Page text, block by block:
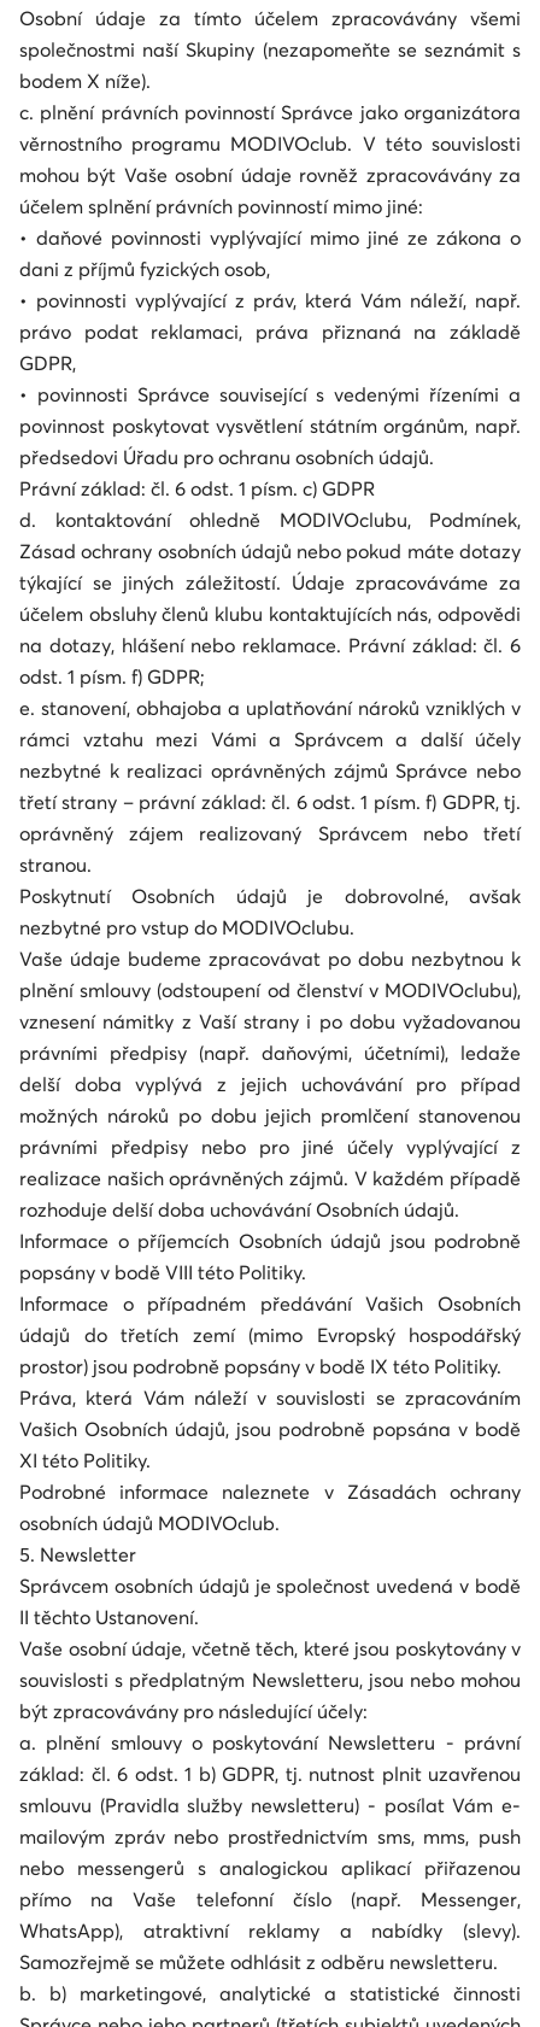
Osobní údaje za tímto účelem zpracovávány všemi
společnostmi naší Skupiny (nezapomeňte se seznámit s
bodem X níže).
c. plnění právních povinností Správce jako organizátora
věrnostního programu MODIVOclub. V této souvislosti
mohou být Vaše osobní údaje rovněž zpracovávány za
účelem splnění právních povinností mimo jiné:
• daňové povinnosti vyplývající mimo jiné ze zákona o
dani z příjmů fyzických osob,
• povinnosti vyplývající z práv, která Vám náleží, např.
právo podat reklamaci, práva přiznaná na základě
GDPR,
• povinnosti Správce související s vedenými řízeními a
povinnost poskytovat vysvětlení státním orgánům, např.
předsedovi Úřadu pro ochranu osobních údajů.
Právní základ: čl. 6 odst. 1 písm. c) GDPR
d. kontaktování ohledně MODIVOclubu, Podmínek,
Zásad ochrany osobních údajů nebo pokud máte dotazy
týkající se jiných záležitostí. Údaje zpracováváme za
účelem obsluhy členů klubu kontaktujících nás, odpovědi
na dotazy, hlášení nebo reklamace. Právní základ: čl. 6
odst. 1 písm. f) GDPR;
e. stanovení, obhajoba a uplatňování nároků vzniklých v
rámci vztahu mezi Vámi a Správcem a další účely
nezbytné k realizaci oprávněných zájmů Správce nebo
třetí strany – právní základ: čl. 6 odst. 1 písm. f) GDPR, tj.
oprávněný zájem realizovaný Správcem nebo třetí
stranou.
Poskytnutí Osobních údajů je dobrovolné, avšak
nezbytné pro vstup do MODIVOclubu.
Vaše údaje budeme zpracovávat po dobu nezbytnou k
plnění smlouvy (odstoupení od členství v MODIVOclubu),
vznesení námitky z Vaší strany i po dobu vyžadovanou
právními předpisy (např. daňovými, účetními), ledaže
delší doba vyplývá z jejich uchovávání pro případ
možných nároků po dobu jejich promlčení stanovenou
právními předpisy nebo pro jiné účely vyplývající z
realizace našich oprávněných zájmů. V každém případě
rozhoduje delší doba uchovávání Osobních údajů.
Informace o příjemcích Osobních údajů jsou podrobně
popsány v bodě VIII této Politiky.
Informace o případném předávání Vašich Osobních
údajů do třetích zemí (mimo Evropský hospodářský
prostor) jsou podrobně popsány v bodě IX této Politiky.
Práva, která Vám náleží v souvislosti se zpracováním
Vašich Osobních údajů, jsou podrobně popsána v bodě
XI této Politiky.
Podrobné informace naleznete v Zásadách ochrany
osobních údajů MODIVOclub.
5. Newsletter
Správcem osobních údajů je společnost uvedená v bodě
II těchto Ustanovení.
Vaše osobní údaje, včetně těch, které jsou poskytovány v
souvislosti s předplatným Newsletteru, jsou nebo mohou
být zpracovávány pro následující účely:
a. plnění smlouvy o poskytování Newsletteru - právní
základ: čl. 6 odst. 1 b) GDPR, tj. nutnost plnit uzavřenou
smlouvu (Pravidla služby newsletteru) - posílat Vám e-
mailovým zpráv nebo prostřednictvím sms, mms, push
nebo messengerů s analogickou aplikací přiřazenou
přímo na Vaše telefonní číslo (např. Messenger,
WhatsApp), atraktivní reklamy a nabídky (slevy).
Samozřejmě se můžete odhlásit z odběru newsletteru.
b. b) marketingové, analytické a statistické činnosti